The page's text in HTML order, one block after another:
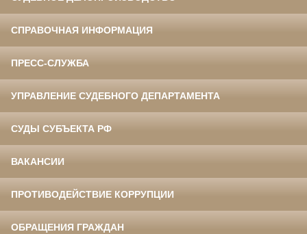
СПРАВОЧНАЯ ИНФОРМАЦИЯ
ПРЕСС-СЛУЖБА
УПРАВЛЕНИЕ СУДЕБНОГО ДЕПАРТАМЕНТА
СУДЫ СУБЪЕКТА РФ
ВАКАНСИИ
ПРОТИВОДЕЙСТВИЕ КОРРУПЦИИ
ОБРАЩЕНИЯ ГРАЖДАН